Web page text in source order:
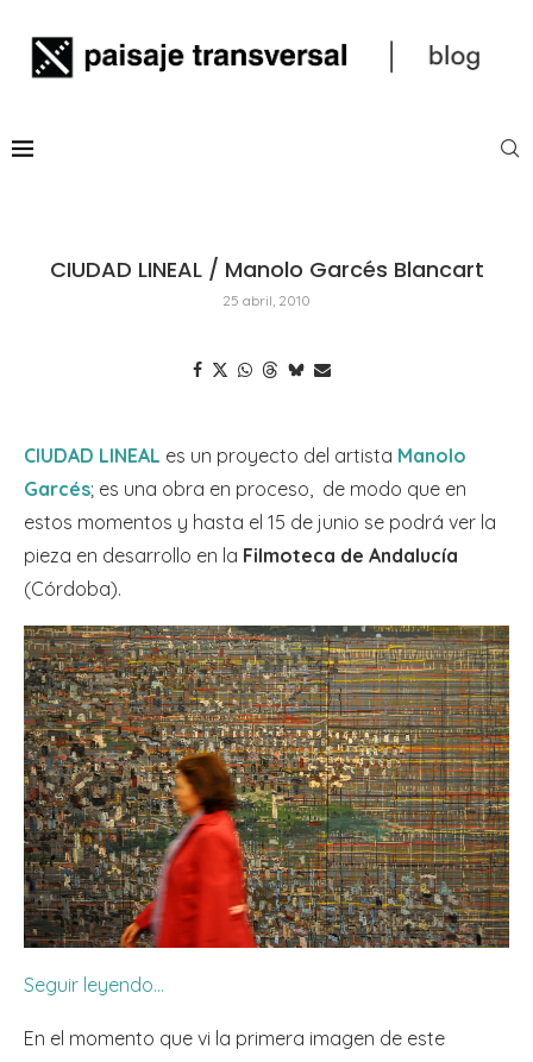
CIUDAD LINEAL / Manolo Garcés Blancart
25 abril, 2010
CIUDAD LINEAL es un proyecto del artista Manolo
Garcés; es una obra en proceso, de modo que en
estos momentos y hasta el 15 de junio se podrá ver la
pieza en desarrollo en la Filmoteca de Andalucía
(Córdoba).
Seguir leyendo…
En el momento que vi la primera imagen de este